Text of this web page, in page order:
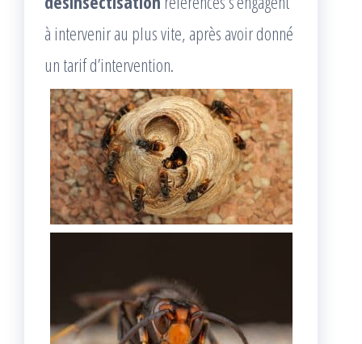
à intervenir au plus vite, après avoir donné
un tarif d’intervention.